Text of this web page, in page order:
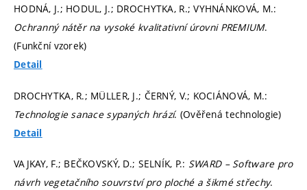
HODNÁ, J.; HODUL, J.; DROCHYTKA, R.; VYHNÁNKOVÁ, M.:
Ochranný nátěr na vysoké kvalitativní úrovni PREMIUM.
(Funkční vzorek)
Detail
DROCHYTKA, R.; MÜLLER, J.; ČERNÝ, V.; KOCIÁNOVÁ, M.:
Technologie sanace sypaných hrází. (Ověřená technologie)
Detail
VAJKAY, F.; BEČKOVSKÝ, D.; SELNÍK, P.: SWARD – Software pro
návrh vegetačního souvrství pro ploché a šikmé střechy.